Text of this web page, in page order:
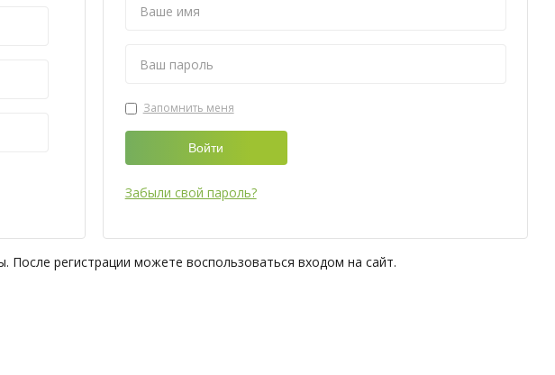
Запомнить меня
Забыли свой пароль?
После регистрации можете воспользоваться входом на сайт.